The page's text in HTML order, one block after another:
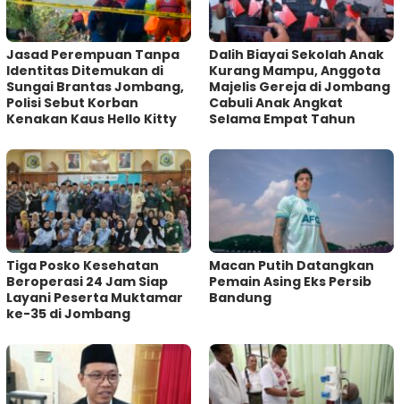
Jasad Perempuan Tanpa
Identitas Ditemukan di
Sungai Brantas Jombang,
Polisi Sebut Korban
Kenakan Kaus Hello Kitty
Dalih Biayai Sekolah Anak
Kurang Mampu, Anggota
Majelis Gereja di Jombang
Cabuli Anak Angkat
Selama Empat Tahun
Tiga Posko Kesehatan
Beroperasi 24 Jam Siap
Layani Peserta Muktamar
ke-35 di Jombang
Macan Putih Datangkan
Pemain Asing Eks Persib
Bandung